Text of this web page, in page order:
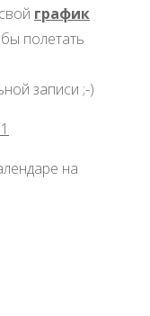
график
полетать
записи ;-)
на